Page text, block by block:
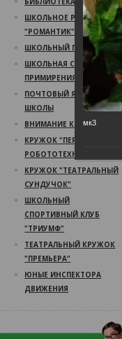
ШКОЛЬНОЕ РАДИО
"РОМАНТИК"
ШКОЛЬНЫЙ ПСИХОЛОГ
ШКОЛЬНАЯ СЛУЖБА
ПРИМИРЕНИЯ
ПОЧТОВЫЙ ЯЩИК
ШКОЛЫ
ВНИМАНИЕ КОНКУРС!
КРУЖОК "ПЕРВЫЙ ШАГ В
РОБОТОТЕХНИКУ"
КРУЖОК "ТЕАТРАЛЬНЫЙ
СУНДУЧОК"
ШКОЛЬНЫЙ
СПОРТИВНЫЙ КЛУБ
"ТРИУМФ"
ТЕАТРАЛЬНЫЙ КРУЖОК
"ПРЕМЬЕРА"
ЮНЫЕ ИНСПЕКТОРА
ДВИЖЕНИЯ
мк3